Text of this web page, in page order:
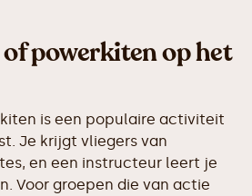
powerkiten op het
is een populaire activiteit
Je krijgt vliegers van
en een instructeur leert je
Voor groepen die van actie